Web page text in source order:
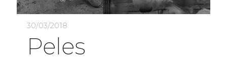
30/03/2018
Peles